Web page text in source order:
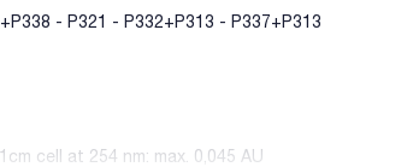
- P321 - P332+P313 - P337+P313
cell at 254 nm: max. 0,045 AU